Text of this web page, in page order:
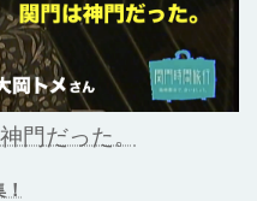
門だった。